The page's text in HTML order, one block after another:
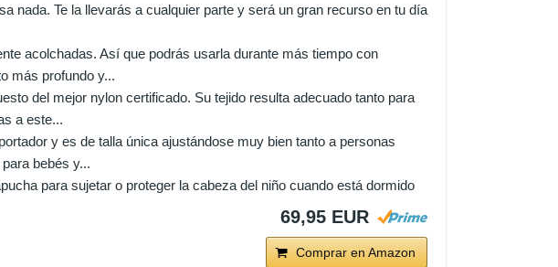
nada. Te la llevarás a cualquier parte y será un gran recurso en tu día
acolchadas. Así que podrás usarla durante más tiempo con
más profundo y...
del mejor nylon certificado. Su tejido resulta adecuado tanto para
a este...
y es de talla única ajustándose muy bien tanto a personas
bebés y...
para sujetar o proteger la cabeza del niño cuando está dormido
69,95 EUR
Comprar en Amazon